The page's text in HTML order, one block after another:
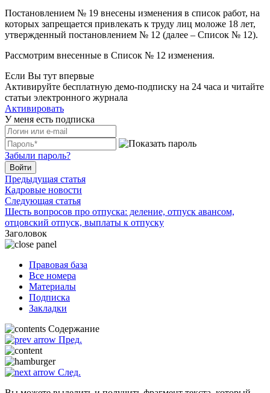
Постановлением № 19 внесены изменения в список работ, на
которых запрещается привлекать к труду лиц моложе 18 лет,
утвержденный постановлением № 12 (далее – Список № 12).
Рассмотрим внесенные в Список № 12 изменения.
Если Вы тут впервые
Активируйте бесплатную демо-подписку на 24 часа и читайте
статьи электронного журнала
Активировать
У меня есть подписка
Забыли пароль?
Войти
Предыдущая статья
Кадровые новости
Следующая статья
Шесть вопросов про отпуска: деление, отпуск авансом,
отцовский отпуск, выплаты к отпуску
Заголовок
Правовая база
Все номера
Материалы
Подписка
Закладки
Содержание
Пред.
След.